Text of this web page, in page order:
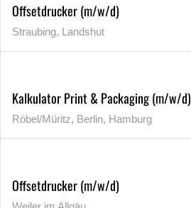
Offsetdrucker (m/w/d)
Straubing, Landshut
Kalkulator Print & Packaging (m/w/d)
Röbel/Müritz, Berlin, Hamburg
Offsetdrucker (m/w/d)